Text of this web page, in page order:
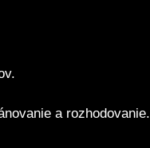
a rozhodovanie.